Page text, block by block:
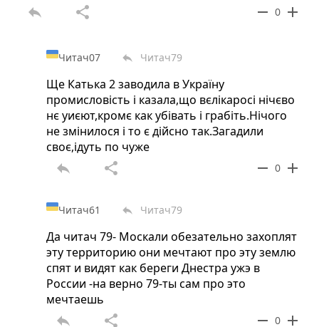
reply share remove 0 add
Читач07 reply Читач79
Ще Катька 2 заводила в Україну
промисловість і казала,що вєлікаросі нічєво
нє уиєют,кромє как убівать і грабіть.Нічого
не змінилося і то є дійсно так.Загадили
своє,ідуть по чуже
reply share remove 0 add
Читач61 reply Читач79
Да читач 79- Москали обезательно захоплят
эту территорию они мечтают про эту землю
спят и видят как береги Днестра ужэ в
России -на верно 79-ты сам про это
мечтаешь
reply share remove 0 add